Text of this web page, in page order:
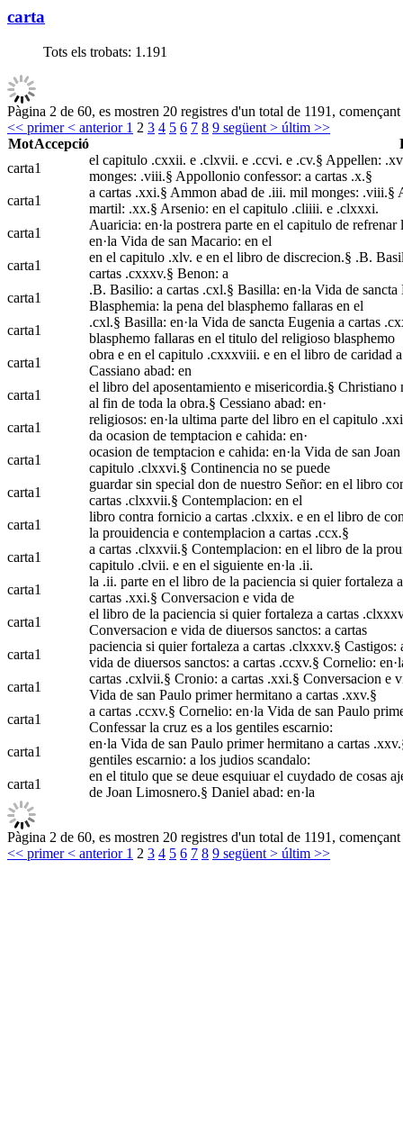
carta
Tots els trobats: 1.191
Pàgina 2 de 60, es mostren 20 registres d'un total de 1191,
<< primer< anterior 1 2 3 4 5 6 7 8 9 següent > últim >>
MotAccepció
carta1
el capitulo .cxxii. e .clxvii. e .ccvi. e .cv.§ Appellen:
monges: .viii.§ Appollonio confessor: a cartas .x.§
carta1
a cartas .xxi.§ Ammon abad de .iii. mil monges:
martil: .xx.§ Arsenio: en el capitulo .cliiii. e .clxxxi.
carta1
Auaricia: en·la postrera parte en el capitulo de
en·la Vida de san Macario: en el
carta1
en el capitulo .xlv. e en el libro de discrecion.§ .B.
cartas .cxxxv.§ Benon: a
carta1
.B. Basilio: a cartas .cxl.§ Basilla: en·la Vida de
Blasphemia: la pena del blasphemo fallaras en el
carta1
.cxl.§ Basilla: en·la Vida de sancta Eugenia a cartas
blasphemo fallaras en el titulo del religioso blasphemo
carta1
obra e en el capitulo .cxxxviii. e en el libro de caridad
Cassiano abad: en
carta1
el libro del aposentamiento e misericordia.§
al fin de toda la obra.§ Cessiano abad: en·
carta1
religiosos: en·la ultima parte del libro en el capitulo
da ocasion de temptacion e cahida: en·
carta1
ocasion de temptacion e cahida: en·la Vida de san
capitulo .clxxvi.§ Continencia no se puede
carta1
guardar sin special don de nuestro Señor: en el libro
cartas .clxxvii.§ Contemplacion: en el
carta1
libro contra fornicio a cartas .clxxix. e en el libro de
la prouidencia e contemplacion a cartas .ccx.§
carta1
a cartas .clxxvii.§ Contemplacion: en el libro de la
capitulo .clvii. e en el siguiente en·la .ii.
carta1
la .ii. parte en el libro de la paciencia si quier fortaleza
cartas .xxi.§ Conversacion e vida de
carta1
el libro de la paciencia si quier fortaleza a cartas
Conversacion e vida de diuersos sanctos: a cartas
carta1
paciencia si quier fortaleza a cartas .clxxxv.§
vida de diuersos sanctos: a cartas .ccxv.§ Cornelio:
carta1
cartas .cxlvii.§ Cronio: a cartas .xxi.§ Conversacion e
Vida de san Paulo primer hermitano a cartas .xxv.§
carta1
a cartas .ccxv.§ Cornelio: en·la Vida de san Paulo
Confessar la cruz es a los gentiles escarnio:
carta1
en·la Vida de san Paulo primer hermitano a cartas
gentiles escarnio: a los judios scandalo:
carta1
en el titulo que se deue esquiuar el cuydado de cosas
de Joan Limosnero.§ Daniel abad: en·la
Pàgina 2 de 60, es mostren 20 registres d'un total de 1191,
<< primer< anterior 1 2 3 4 5 6 7 8 9 següent > últim >>